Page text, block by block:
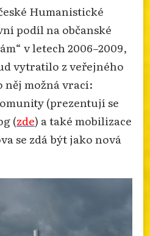
Humanistické
podíl na občanské
v letech 2006–2009,
vytratilo z veřejného
něj možná vrací:
(prezentují se
(zde) a také mobilizace
se zdá být jako nová